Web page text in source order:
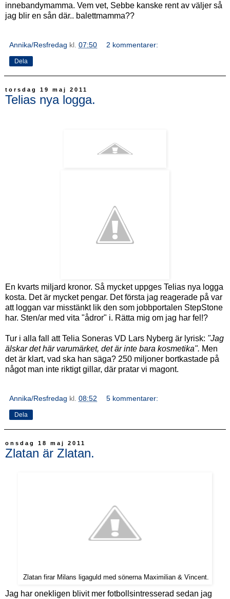
innebandymamma. Vem vet, Sebbe kanske rent av väljer så
jag blir en sån där.. balettmamma??
Annika/Resfredag kl. 07:50 2 kommentarer:
Dela
torsdag 19 maj 2011
Telias nya logga.
En kvarts miljard kronor. Så mycket uppges Telias nya logga
kosta. Det är mycket pengar. Det första jag reagerade på var
att loggan var misstänkt lik den som jobbportalen StepStone
har. Sten/ar med vita "ådror" i. Rätta mig om jag har fel!?
Tur i alla fall att Telia Soneras VD Lars Nyberg är lyrisk: "Jag
älskar det här varumärket, det är inte bara kosmetika". Men
det är klart, vad ska han säga? 250 miljoner bortkastade på
något man inte riktigt gillar, där pratar vi magont.
Annika/Resfredag kl. 08:52 5 kommentarer:
Dela
onsdag 18 maj 2011
Zlatan är Zlatan.
Zlatan firar Milans ligaguld med sönerna Maximilian & Vincent.
Jag har onekligen blivit mer fotbollsintresserad sedan jag